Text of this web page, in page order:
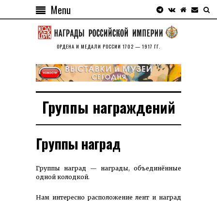
Menu
ОРДЕНА И МЕДАЛИ РОССИИ 1702 — 1917 ГГ.
Группы награждений
Группы наград
Группы наград — награды, объеди­нённые
одной колодкой.
Нам интересно располо­жение лент и наград